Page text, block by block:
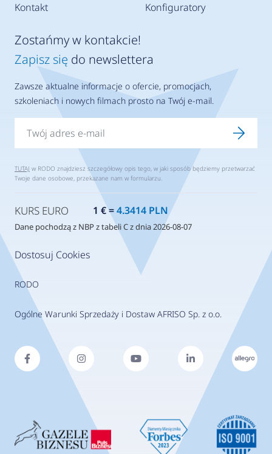
Kontakt Konfiguratory
Dostosuj Cookies
RODO
Ogólne Warunki Sprzedaży i Dostaw AFRISO Sp. z o.o.
Zostańmy w kontakcie!
Zapisz się do newslettera
Zawsze aktualne informacje o ofercie, promocjach,
szkoleniach i nowych filmach prosto na Twój e-mail.
TUTAJ w RODO znajdziesz szczegółowy opis tego, w jaki sposób będziemy przetwarzać
Twoje dane osobowe, przekazane nam w formularzu.
KURS EURO 1 € =4.3414 PLN
Dane pochodzą z NBP z tabeli C z dnia 2026-08-07